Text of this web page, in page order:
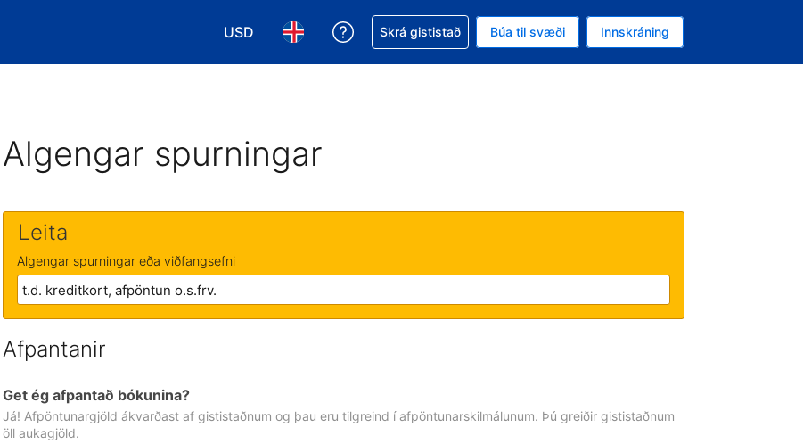
USD
Veldu gjaldmiðil. Í augnablikinu er gjaldmiðillinn Bandaríkjadalur
Veldu þitt tungumál. Í augnablikinu er tungumál þitt Íslensku
Fá aðstoð við bókunina
Skrá gististað Búa til svæði Innskráning
Algengar spurningar
Leita
Algengar spurningar eða viðfangsefni
Afpantanir
Get ég afpantað bókunina?
Já! Afpöntunargjöld ákvarðast af gististaðnum og þau eru tilgreind í afpöntunarskilmálunum. Þú greiðir gististaðnum
öll aukagjöld.